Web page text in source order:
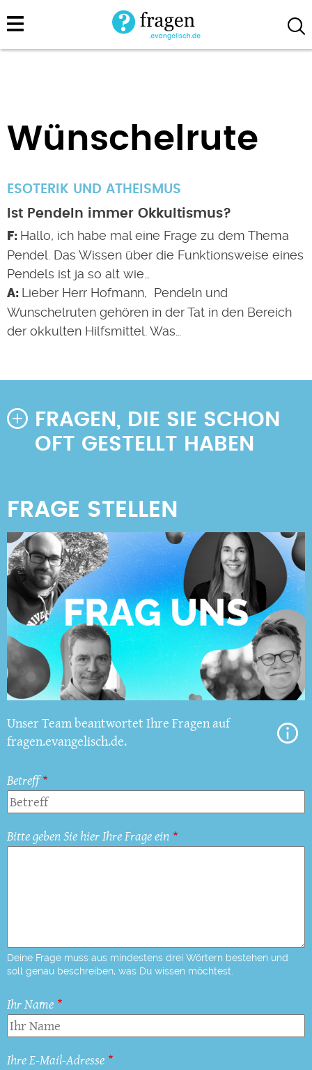
Direkt
zum
Wünschelrute
ESOTERIK UND ATHEISMUS
Ist Pendeln immer Okkultismus?
Hallo, ich habe mal eine Frage zu dem Thema
Pendel. Das Wissen über die Funktionsweise eines
Pendels ist ja so alt wie…
Lieber Herr Hofmann, Pendeln und
Wunschelruten gehören in der Tat in den Bereich
der okkulten Hilfsmittel. Was…
FRAGEN, DIE SIE SCHON
OFT GESTELLT HABEN
Unser Team beantwortet Ihre Fragen auf
fragen.evangelisch.de.
Betreff
Bitte geben Sie hier Ihre Frage ein
Deine Frage muss aus mindestens drei Wörtern bestehen und
soll genau beschreiben, was Du wissen möchtest.
Ihr Name
Ihre E-Mail-Adresse